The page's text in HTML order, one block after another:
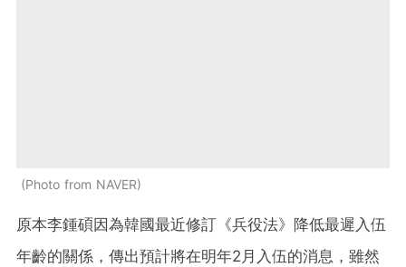
Photo from NAVER
原本李鍾碩因為韓國最近修訂《兵役法》降低最遲入伍
年齡的關係，傳出預計將在明年2月入伍的消息，雖然